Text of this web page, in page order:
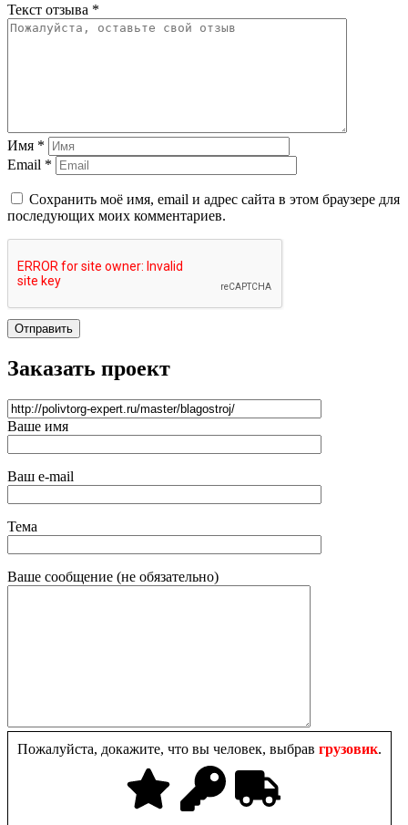
Текст отзыва *
Имя *
Email *
Сохранить моё имя, email и адрес сайта в этом браузере для
последующих моих комментариев.
Отправить
Заказать проект
Ваше имя
Ваш e-mail
Тема
Ваше сообщение (не обязательно)
Пожалуйста, докажите, что вы человек, выбрав грузовик.